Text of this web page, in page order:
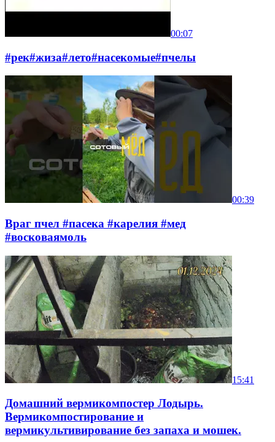
00:07
#рек#жиза#лето#насекомые#пчелы
00:39
Враг пчел #пасека #карелия #мед
#восковаямоль
15:41
Домашний вермикомпостер Лодырь.
Вермикомпостирование и
вермикультивирование без запаха и мошек.